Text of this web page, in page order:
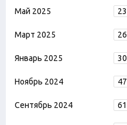
Май 2025 23
Март 2025 26
Январь 2025 30
Ноябрь 2024 47
Сентябрь 2024 61